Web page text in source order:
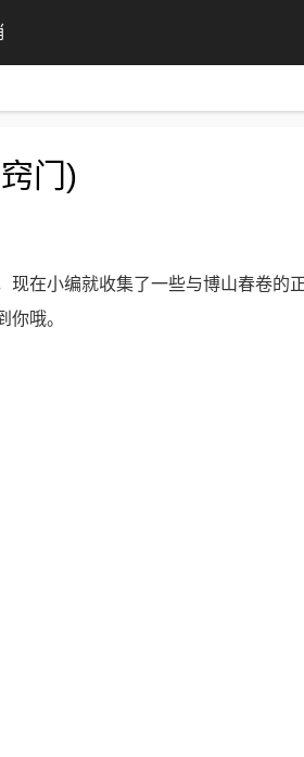
门)
现在小编就收集了一些与博山春卷的
哦。